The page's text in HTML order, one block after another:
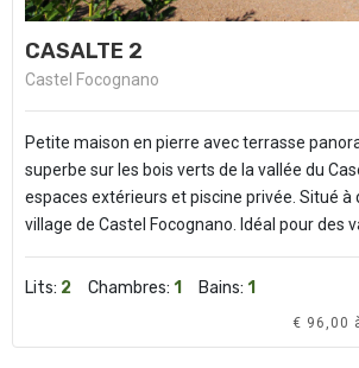
CASALTE 2
Castel Focognano
Petite maison en pierre avec terrasse
superbe sur les bois verts de la vallée du
espaces extérieurs et piscine privée. Situé à
village de Castel Focognano. Idéal pour des
Lits: 2 Chambres: 1 Bains: 1
€ 96,00